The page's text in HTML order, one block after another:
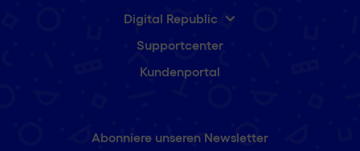
Digital Republic
Supportcenter
Kundenportal
Abonniere unseren Newsletter